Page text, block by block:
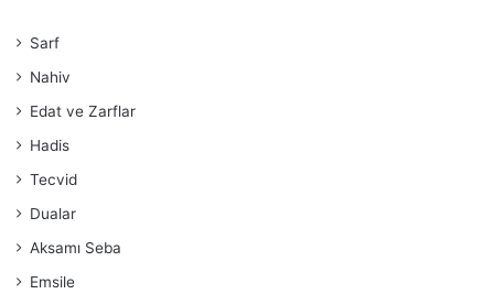
Sarf
Nahiv
Edat ve Zarflar
Hadis
Tecvid
Dualar
Aksamı Seba
Emsile